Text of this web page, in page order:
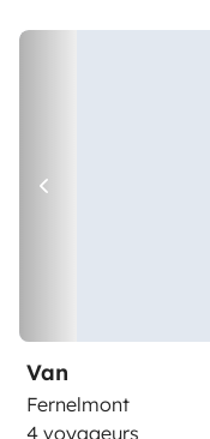
Van
Fernelmont
4 voyageurs